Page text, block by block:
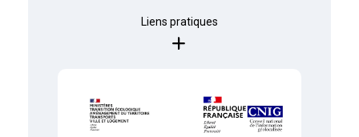
Liens pratiques